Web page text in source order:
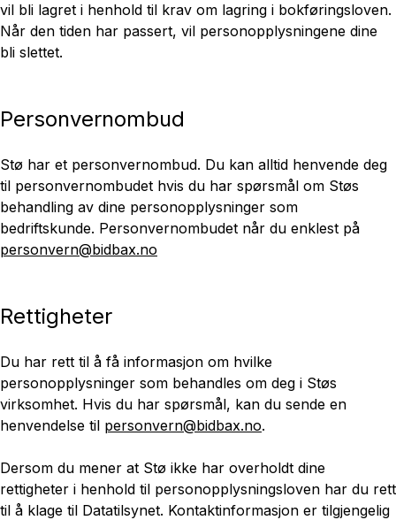
vil bli lagret i henhold til krav om lagring i bokføringsloven.
Når den tiden har passert, vil personopplysningene dine
bli slettet.
Personvernombud
Stø har et personvernombud. Du kan alltid henvende deg
til personvernombudet hvis du har spørsmål om Støs
behandling av dine personopplysninger som
bedriftskunde. Personvernombudet når du enklest på
personvern@bidbax.no
Rettigheter
Du har rett til å få informasjon om hvilke
personopplysninger som behandles om deg i Støs
virksomhet. Hvis du har spørsmål, kan du sende en
henvendelse til personvern@bidbax.no.
Dersom du mener at Stø ikke har overholdt dine
rettigheter i henhold til personopplysningsloven har du rett
til å klage til Datatilsynet. Kontaktinformasjon er tilgjengelig